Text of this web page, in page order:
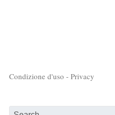
Condizione d'uso - Privacy